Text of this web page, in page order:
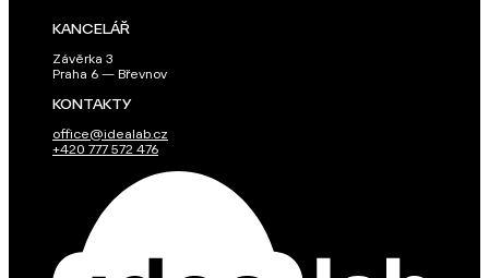
KANCELÁŘ
Závěrka 3
Praha 6 — Břevnov
KONTAKTY
office@idealab.cz
+420 777 572 476